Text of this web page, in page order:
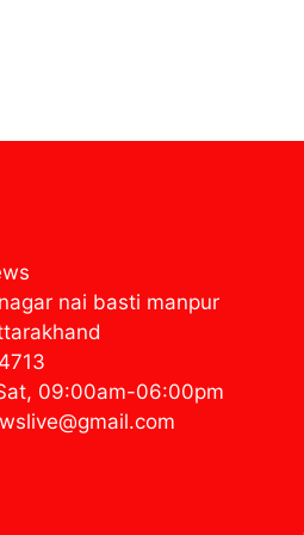
nai basti manpur
09:00am-06:00pm